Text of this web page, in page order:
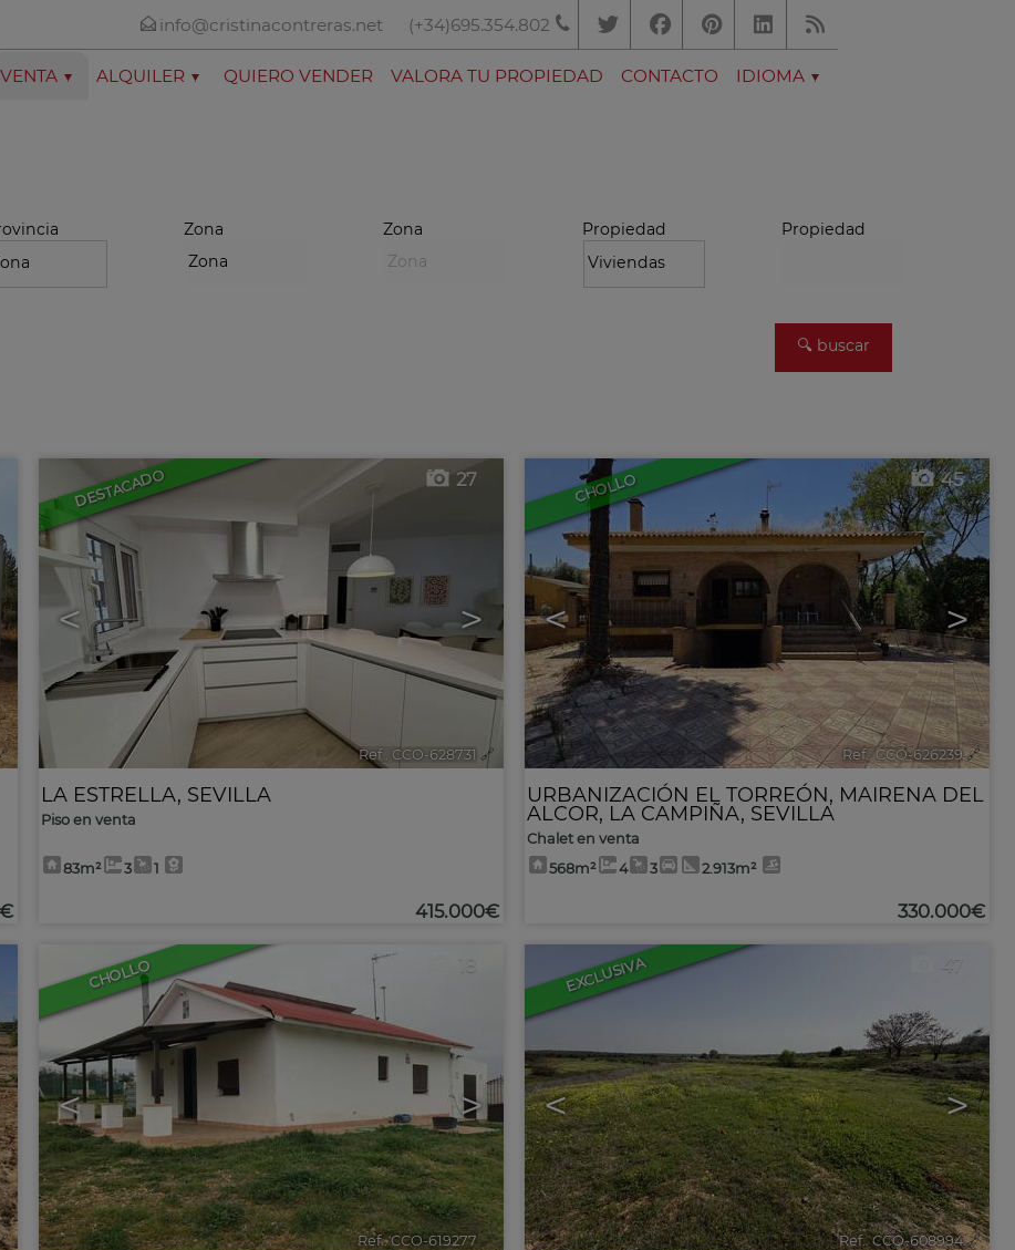
(+34)695.354.802
info@cristinacontreras.net
VENTA ALQUILER QUIERO VENDER VALORA TU PROPIEDAD CONTACTO IDIOMA
Zona Zona Propiedad Propiedad
DESTACADO
< >
27
Ref.. CCO-628731 🔗
LA ESTRELLA, SEVILLA
Piso en venta
83m² 3 1
415.000€
CHOLLO
< >
45
Ref.. CCO-626239 🔗
URBANIZACIÓN EL TORREÓN, MAIRENA DEL
ALCOR, LA CAMPIÑA, SEVILLA
Chalet en venta
568m²
4 3 2.913m²
330.000€
CHOLLO
< >
18
Ref.. CCO-619277 🔗
EXCLUSIVA
< >
47
Ref.. CCO-608994 🔗